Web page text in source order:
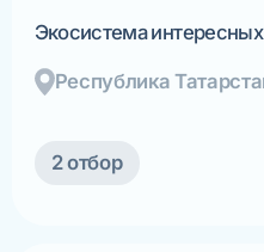
Экосистема
Республика
2 отбор